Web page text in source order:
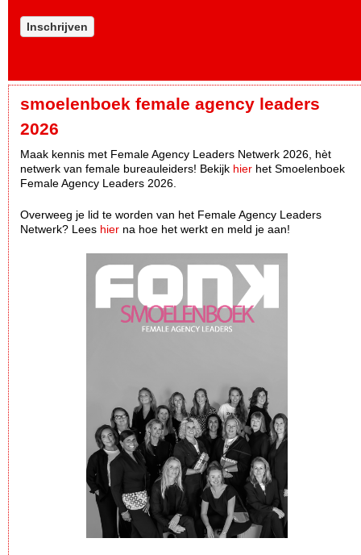
Inschrijven
smoelenboek female agency leaders
2026
Maak kennis met Female Agency Leaders Netwerk 2026, hèt
netwerk van female bureauleiders! Bekijk hier het Smoelenboek
Female Agency Leaders 2026.
Overweeg je lid te worden van het Female Agency Leaders
Netwerk? Lees hier na hoe het werkt en meld je aan!